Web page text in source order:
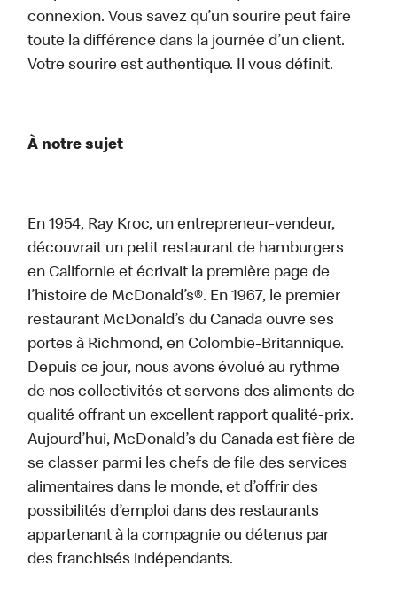
connexion. Vous savez qu’un sourire peut faire
toute la différence dans la journée d’un client.
Votre sourire est authentique. Il vous définit.
À notre sujet
En 1954, Ray Kroc, un entrepreneur-vendeur,
découvrait un petit restaurant de hamburgers
en Californie et écrivait la première page de
l’histoire de McDonald’s®. En 1967, le premier
restaurant McDonald’s du Canada ouvre ses
portes à Richmond, en Colombie-Britannique.
Depuis ce jour, nous avons évolué au rythme
de nos collectivités et servons des aliments de
qualité offrant un excellent rapport qualité-prix.
Aujourd’hui, McDonald’s du Canada est fière de
se classer parmi les chefs de file des services
alimentaires dans le monde, et d’offrir des
possibilités d’emploi dans des restaurants
appartenant à la compagnie ou détenus par
des franchisés indépendants.